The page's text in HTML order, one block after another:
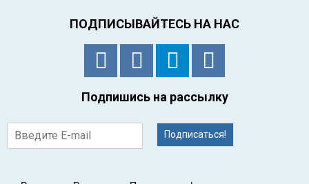
ПОДПИСЫВАЙТЕСЬ НА НАС
Подпишись на рассылку
Подписаться!